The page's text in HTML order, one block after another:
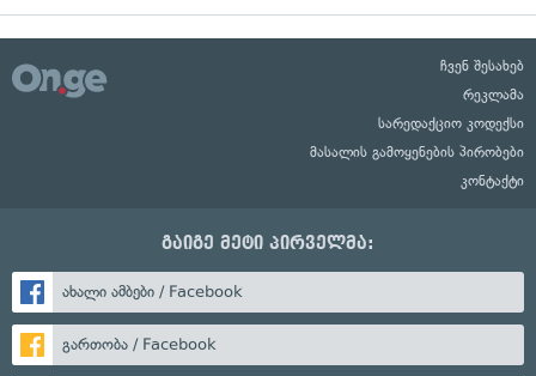
ჩვენ შესახებ
რეკლამა
სარედაქციო კოდექსი
მასალის გამოყენების პირობები
კონტაქტი
გაიგე მეტი პირველმა:
ახალი ამბები / Facebook
გართობა / Facebook